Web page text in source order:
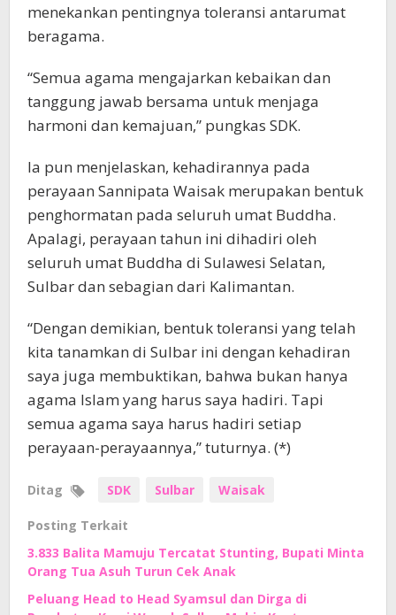
menekankan pentingnya toleransi antarumat
beragama.
“Semua agama mengajarkan kebaikan dan
tanggung jawab bersama untuk menjaga
harmoni dan kemajuan,” pungkas SDK.
Ia pun menjelaskan, kehadirannya pada
perayaan Sannipata Waisak merupakan bentuk
penghormatan pada seluruh umat Buddha.
Apalagi, perayaan tahun ini dihadiri oleh
seluruh umat Buddha di Sulawesi Selatan,
Sulbar dan sebagian dari Kalimantan.
“Dengan demikian, bentuk toleransi yang telah
kita tanamkan di Sulbar ini dengan kehadiran
saya juga membuktikan, bahwa bukan hanya
agama Islam yang harus saya hadiri. Tapi
semua agama saya harus hadiri setiap
perayaan-perayaannya,” tuturnya. (*)
Ditag SDK Sulbar Waisak
Posting Terkait
3.833 Balita Mamuju Tercatat Stunting, Bupati Minta
Orang Tua Asuh Turun Cek Anak
Peluang Head to Head Syamsul dan Dirga di